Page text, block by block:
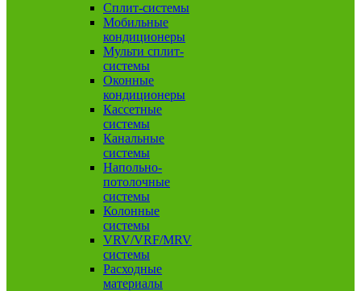
Сплит-системы
Мобильные
кондиционеры
Мульти сплит-
системы
Оконные
кондиционеры
Кассетные
системы
Канальные
системы
Напольно-
потолочные
системы
Колонные
системы
VRV/VRF/MRV
системы
Расходные
материалы